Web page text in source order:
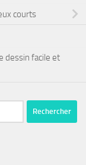
courts
dessin facile et